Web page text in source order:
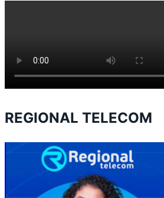
REGIONAL TELECOM